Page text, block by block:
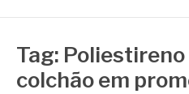
Tag:
colchão em